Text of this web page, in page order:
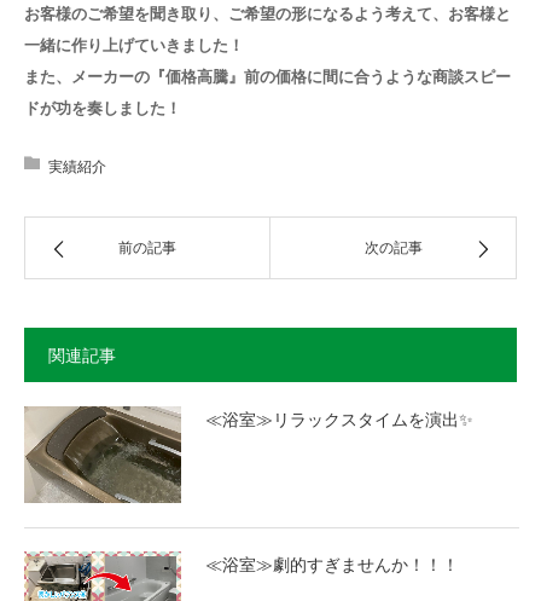
お客様のご希望を聞き取り、ご希望の形になるよう考えて、お客様と
一緒に作り上げていきました！
また、メーカーの『価格高騰』前の価格に間に合うような商談スピー
ドが功を奏しました！
実績紹介
前の記事 次の記事
関連記事
≪浴室≫リラックスタイムを演出✨
≪浴室≫劇的すぎませんか！！！